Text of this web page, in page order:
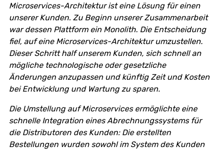
Microservices-Architektur ist eine Lösung für einen
unserer Kunden. Zu Beginn unserer Zusammenarbeit
war dessen Plattform ein Monolith. Die Entscheidung
fiel, auf eine Microservices-Architektur umzustellen.
Dieser Schritt half unserem Kunden, sich schnell an
mögliche technologische oder gesetzliche
Änderungen anzupassen und künftig Zeit und Kosten
bei Entwicklung und Wartung zu sparen.
Die Umstellung auf Microservices ermöglichte eine
schnelle Integration eines Abrechnungssystems für
die Distributoren des Kunden: Die erstellten
Bestellungen wurden sowohl im System des Kunden